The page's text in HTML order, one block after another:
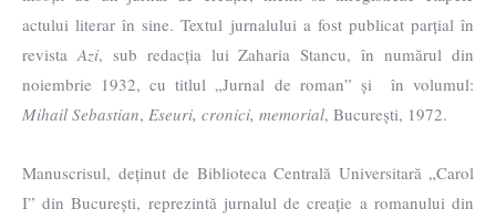
actului literar în sine. Textul jurnalului a fost publicat parțial în
revista Azi, sub redacția lui Zaharia Stancu, în numărul din
noiembrie 1932, cu titlul „Jurnal de roman” și în volumul:
Mihail Sebastian, Eseuri, cronici, memorial, București, 1972.
Manuscrisul, deținut de Biblioteca Centrală Universitară „Carol
I” din București, reprezintă jurnalul de creație a romanului din